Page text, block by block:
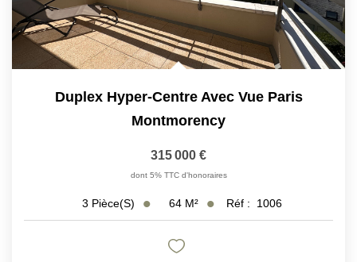
Duplex Hyper-Centre Avec Vue Paris
Montmorency
315 000 €
dont 5% TTC d'honoraires
3 Pièce(s) 64 M² Réf : 1006